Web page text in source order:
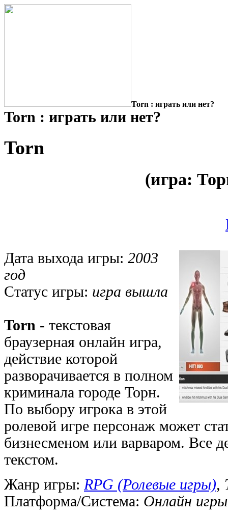
Torn : играть или нет?
Torn : играть или нет?
Torn
(игра:
Дата выхода игры: 2003
год
Статус игры: игра вышла
Torn - текстовая
браузерная онлайн игра,
действие которой
разворачивается в полном
криминала городе Торн.
По выбору игрока в этой
ролевой игре персонаж может
бизнесменом или варваром. Все
текстом.
Жанр игры: RPG (Ролевые игры),
Платформа/Система: Онлайн